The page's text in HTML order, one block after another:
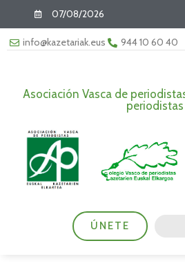
07/08/2026
info@kazetariak.eus 944 10 60 40
Asociación Vasca de
periodistas
ÚNETE